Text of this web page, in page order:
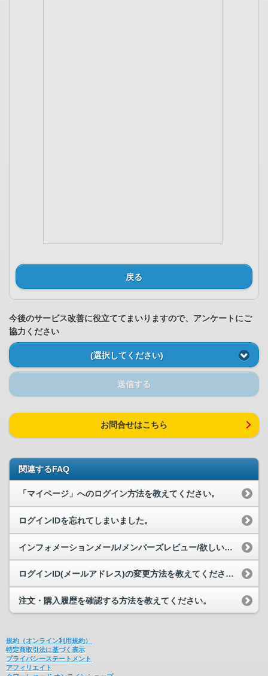
戻る
今後のサービス改善に役立ててまいりますので、アンケートにご
協力ください
(選択してください)
送信する
お問合せはこちら
関連するFAQ
「マイページ」へのログイン方法を教えてください。
ログインIDを忘れてしまいました。
インフォメーションメール/メンバーズレビュー/欲しいものリストなどを設定す...
ログインID(メールアドレス)の変更方法を教えてください。
注文・購入履歴を確認する方法を教えてください。
規約（オンライン利用規約）
特定商取引法に基づく表示
プライバシーステートメント
アフィリエイト